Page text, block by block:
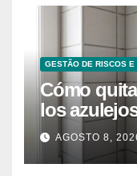
GESTÃO DE RISCOS E
Cómo
los
caseros
AGOSTO 8,